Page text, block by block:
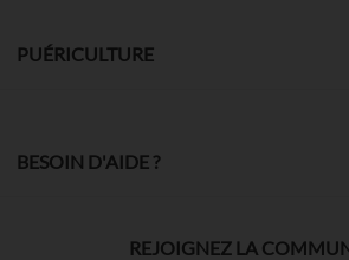
PUÉRICULTURE
BESOIN D'AIDE ?
REJOIGNEZ LA